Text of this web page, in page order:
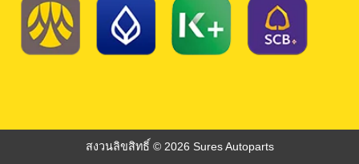
สงวนลิขสิทธิ์ © 2026 Sures Autoparts